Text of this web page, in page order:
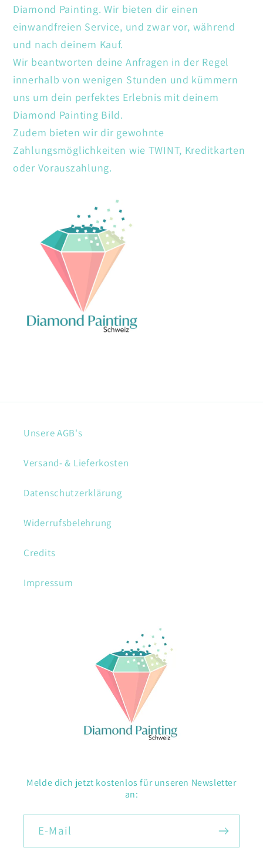
Diamond Painting. Wir bieten dir einen
einwandfreien Service, und zwar vor, während
und nach deinem Kauf.
Wir beantworten deine Anfragen in der Regel
innerhalb von wenigen Stunden und kümmern
uns um dein perfektes Erlebnis mit deinem
Diamond Painting Bild.
Zudem bieten wir dir gewohnte
Zahlungsmöglichkeiten wie TWINT, Kreditkarten
oder Vorauszahlung.
Unsere AGB's
Versand- & Lieferkosten
Datenschutzerklärung
Widerrufsbelehrung
Credits
Impressum
Melde dich jetzt kostenlos für unseren Newsletter
an:
E-Mail